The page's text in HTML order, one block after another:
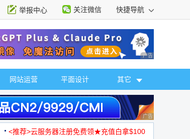
举报中心 关注微信 快捷导航
广告 商业广告，理
网站运营 平面设计 其它
广告 商业广告，理
<推荐>云服务器注册免费领★充值白拿$100